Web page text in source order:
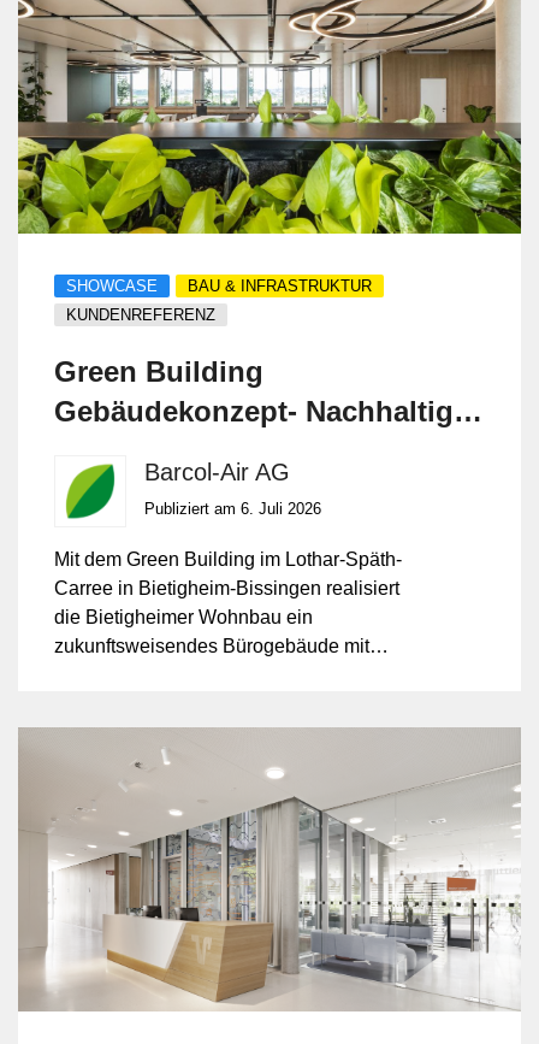
SHOWCASE
BAU & INFRASTRUKTUR
KUNDENREFERENZ
Green Building
Gebäudekonzept- Nachhaltiges
Bildung
Barcol-Air AG
Publiziert am 6. Juli 2026
Mit dem Green Building im Lothar-Späth-
Carree in Bietigheim-Bissingen realisiert
die Bietigheimer Wohnbau ein
zukunftsweisendes Bürogebäude mit
verbindet moderne Architektur mit einem
ganzheitlichen ökologischen Ansatz.